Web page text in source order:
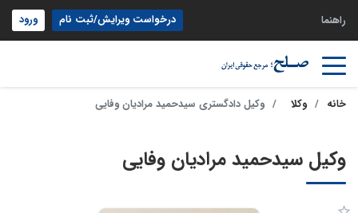
راهنما درخواست ویرایش/ثبت نام ورود
خانه وکلا وکیل دادگستری سیدحمید مرادیان وفایی
وکیل سیدحمید مرادیان وفایی